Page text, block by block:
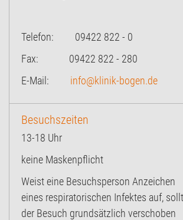
Telefon: 09422 822 - 0
Fax: 09422 822 - 280
E-Mail: info@klinik-bogen.de
Besuchszeiten
13-18 Uhr
keine Maskenpflicht
Weist eine Besuchsperson Anzeichen
eines respiratorischen Infektes auf,
der Besuch grundsätzlich verschoben